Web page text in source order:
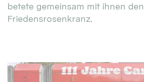
betete gemeinsam mit ihnen den
Friedensrosenkranz.